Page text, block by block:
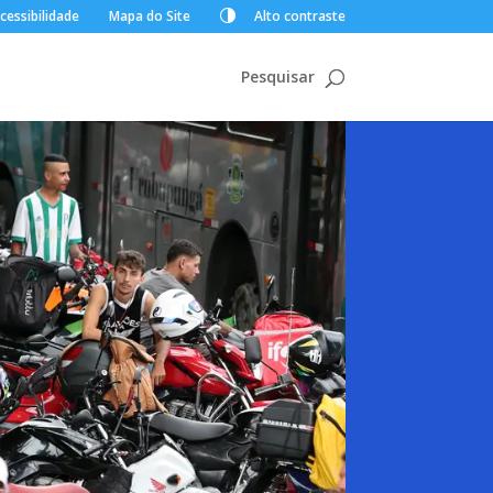
Mapa do Site Alto contraste
Pesquisar